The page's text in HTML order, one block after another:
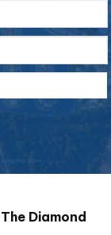
The Diamond